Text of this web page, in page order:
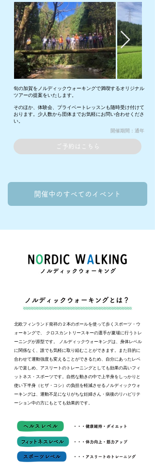
旬の加賀をノルディックウォーキングで満喫するオリジナル
ツアーの提案をいたします。
そのほか、体験会、プライベートレッスンも随時受け付けて
おります。少人数から団体までお気軽にお問い合わせくださ
い。
​開催期間：通年
ご予約はこちら
開催中のすべてのイベント
北欧フィンランド発祥の２本のポールを使って歩くスポーツ・ウ
ォーキングで、 クロスカントリースキーの選手が夏場に行うトレ
ーニングが原型です。 ノルディックウォーキングは、身体レベル
に関係なく、誰でも気軽に取り組むことができます。また目的に
合わせて運動強度も変えることができるため、自分にあったレベ
ルで楽しめ、アスリートのトレーニングとしても効果の高いフィ
ットネス・スポーツです。自然な動きの中で上半身をしっかりと
使い下半身（ヒザ・コシ）の負担を軽減させるノルディックウォ
ーキングは、運動不足になりがちな妊婦さん・病後のリハビリテ
ーション中の方にもとても効果的です。